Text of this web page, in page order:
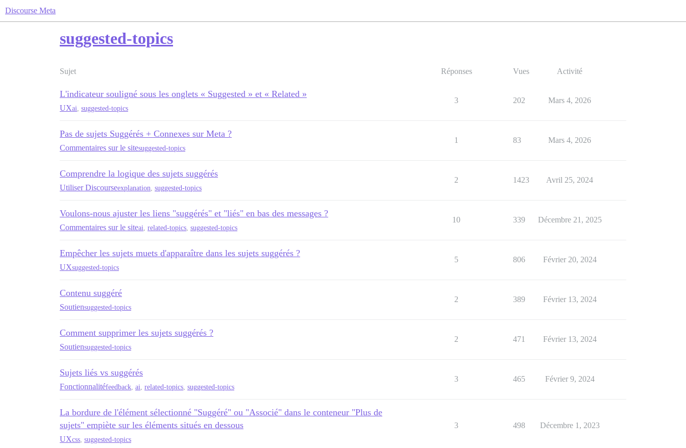
Discourse Meta
suggested-topics
Sujet Réponses Vues Activité
L'indicateur souligné sous les onglets « Suggested » et « Related »
UXai suggested-topics
3 202 Mars 4, 2026
Pas de sujets Suggérés + Connexes sur Meta ?
Commentaires sur le sitesuggested-topics
1 83 Mars 4, 2026
Comprendre la logique des sujets suggérés
Utiliser Discourseexplanation suggested-topics
2 1423 Avril 25, 2024
Voulons-nous ajuster les liens "suggérés" et "liés" en bas des messages ?
Commentaires sur le siteai related-topics suggested-topics
10 339 Décembre 21, 2025
Empêcher les sujets muets d'apparaître dans les sujets suggérés ?
UXsuggested-topics
5 806 Février 20, 2024
Contenu suggéré
Soutiensuggested-topics
2 389 Février 13, 2024
Comment supprimer les sujets suggérés ?
Soutiensuggested-topics
2 471 Février 13, 2024
Sujets liés vs suggérés
Fonctionnalitéfeedback ai related-topics suggested-topics
3 465 Février 9, 2024
La bordure de l'élément sélectionné "Suggéré" ou "Associé" dans le conteneur "Plus de
sujets" empiète sur les éléments situés en dessous
UXcss suggested-topics
3 498 Décembre 1, 2023